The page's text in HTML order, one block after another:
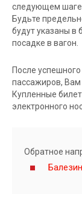
следующем шаге
Будьте
будут указаны в
посадке в вагон.
После
пассажиров, Вам
Купленные
электронного
Обратное